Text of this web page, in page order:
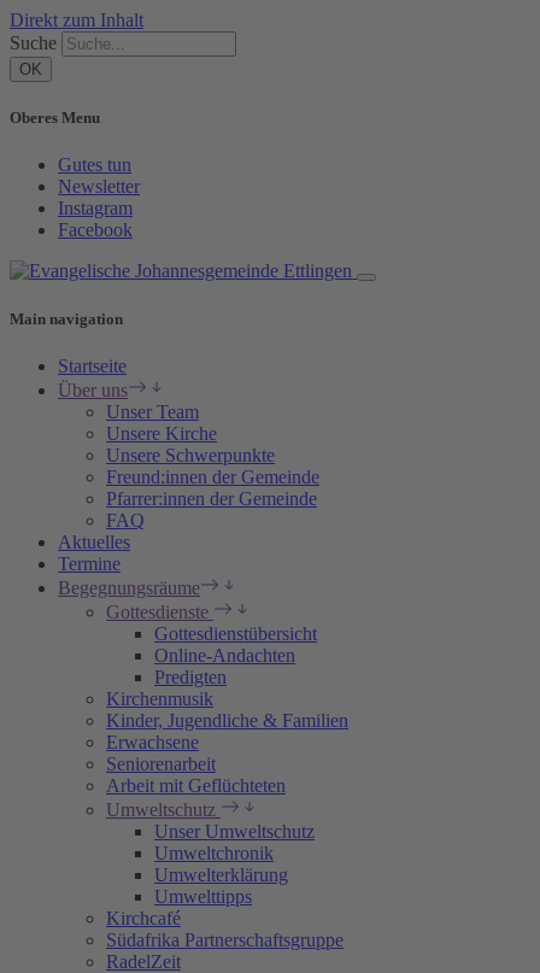
Direkt zum Inhalt
Suche
Oberes Menu
Gutes tun
Newsletter
Instagram
Facebook
Main navigation
Startseite
Über uns
Unser Team
Unsere Kirche
Unsere Schwerpunkte
Freund:innen der Gemeinde
Pfarrer:innen der Gemeinde
FAQ
Aktuelles
Termine
Begegnungsräume
Gottesdienste
Gottesdienstübersicht
Online-Andachten
Predigten
Kirchenmusik
Kinder, Jugendliche & Familien
Erwachsene
Seniorenarbeit
Arbeit mit Geflüchteten
Umweltschutz
Unser Umweltschutz
Umweltchronik
Umwelterklärung
Umwelttipps
Kirchcafé
Südafrika Partnerschaftsgruppe
RadelZeit